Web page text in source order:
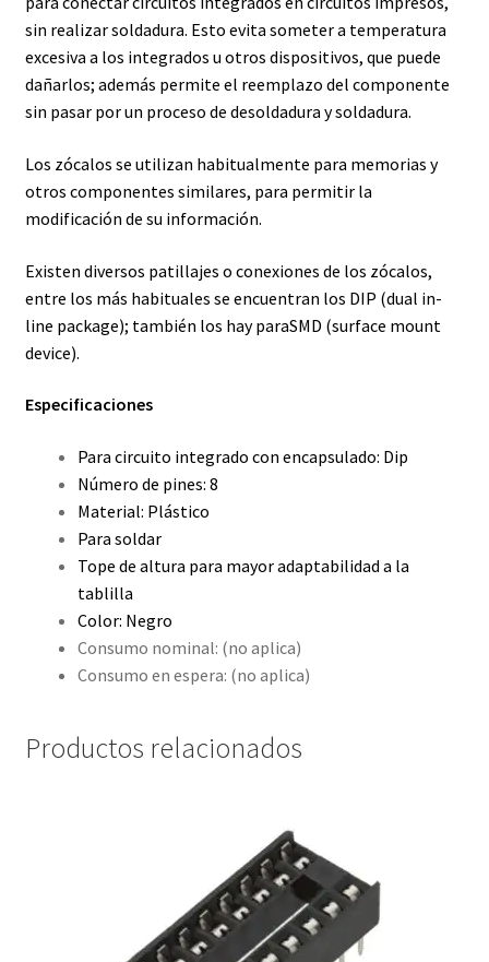
sin realizar soldadura. Esto evita someter a temperatura
excesiva a los integrados u otros dispositivos, que puede
dañarlos; además permite el reemplazo del componente
sin pasar por un proceso de desoldadura y soldadura.
Los zócalos se utilizan habitualmente para memorias y
otros componentes similares, para permitir la
modificación de su información.
Existen diversos patillajes o conexiones de los zócalos,
entre los más habituales se encuentran los DIP (dual in-
line package); también los hay paraSMD (surface mount
device).
Especificaciones
Para circuito integrado con encapsulado: Dip
Número de pines: 8
Material: Plástico
Para soldar
Tope de altura para mayor adaptabilidad a la
tablilla
Color: Negro
Consumo nominal: (no aplica)
Consumo en espera: (no aplica)
Productos relacionados